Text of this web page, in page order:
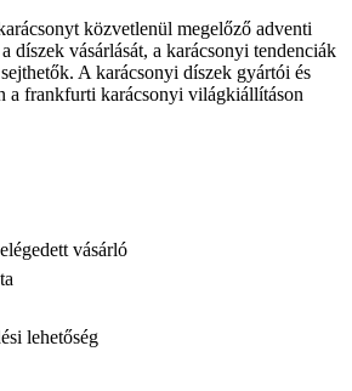
közvetlenül megelőző adventi
díszek vásárlását, a karácsonyi tendenciák
A karácsonyi díszek gyártói és
a frankfurti karácsonyi világkiállításon
vásárló
lehetőség